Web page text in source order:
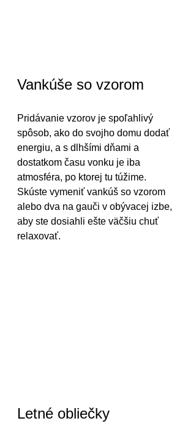
Vankúše so vzorom
Pridávanie vzorov je spoľahlivý
spôsob, ako do svojho domu dodať
energiu, a s dlhšími dňami a
dostatkom času vonku je iba
atmosféra, po ktorej tu túžime.
Skúste vymeniť vankúš so vzorom
alebo dva na gauči v obývacej izbe,
aby ste dosiahli ešte väčšiu chuť
relaxovať.
Letné obliečky